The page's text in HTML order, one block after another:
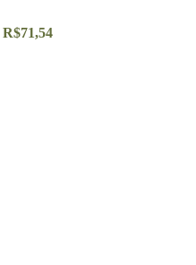
R$71,54